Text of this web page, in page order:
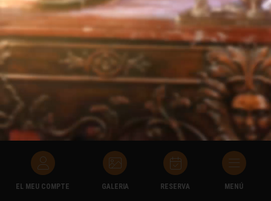
EL MEU COMPTE GALERIA RESERVA MENÚ